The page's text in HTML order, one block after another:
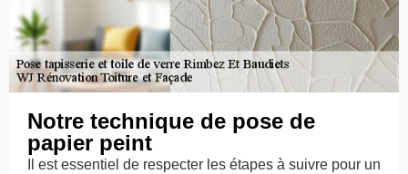
Notre technique de pose de
papier peint
Il est essentiel de respecter les étapes à suivre pour un